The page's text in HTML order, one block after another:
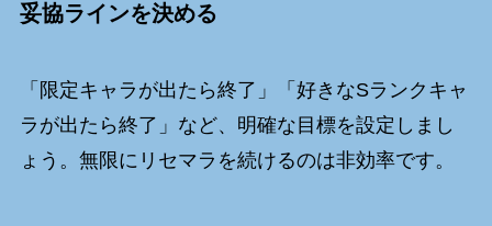
妥協ラインを決める
「限定キャラが出たら終了」「好きなSランクキャ
ラが出たら終了」など、明確な目標を設定しまし
ょう。無限にリセマラを続けるのは非効率です。